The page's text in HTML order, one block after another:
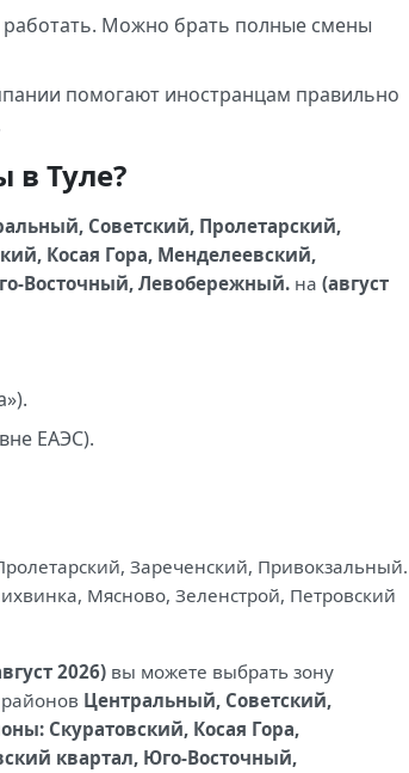
Можно брать полные смены
помогают иностранцам правильно
Туле?
Советский, Пролетарский,
Косая Гора, Менделеевский,
Восточный, Левобережный. на (август
ЕАЭС).
Зареченский, Привокзальный.
Мясново, Зеленстрой, Петровский
2026) вы можете выбрать зону
Центральный, Советский,
Скуратовский, Косая Гора,
квартал, Юго-Восточный,